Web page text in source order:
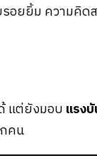
อยยิ้ม ความคิ
แต่ยังมอบ แรง
คน